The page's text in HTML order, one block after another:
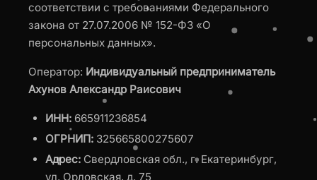
соответствии с требованиями Федерального
закона от 27.07.2006 № 152-ФЗ «О
персональных данных».
Оператор: Индивидуальный предприниматель
Ахунов Александр Раисович
ИНН: 665911236854
ОГРНИП: 325665800275607
Адрес: Свердловская обл., г. Екатеринбург,
ул. Орловская, д. 75